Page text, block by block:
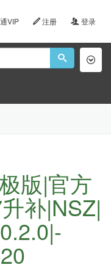
VIP 注册 登录
版|官方
补|NSZ|